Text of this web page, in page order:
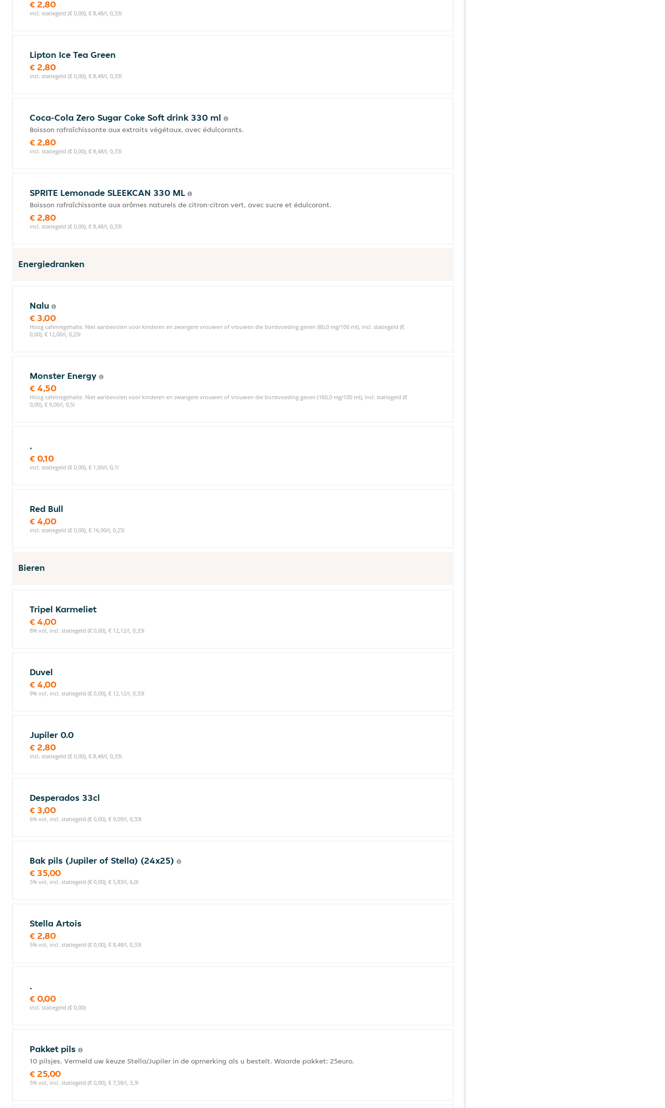
€ 2,80
incl. statiegeld (€ 0,00), € 8,48/l, 0,33l
Lipton Ice Tea Green
€ 2,80
incl. statiegeld (€ 0,00), € 8,48/l, 0,33l
Coca-Cola Zero Sugar Coke Soft drink 330 ml
Boisson rafraîchissante aux extraits végétaux, avec édulcorants.
€ 2,80
incl. statiegeld (€ 0,00), € 8,48/l, 0,33l
SPRITE Lemonade SLEEKCAN 330 ML
Boisson rafraîchissante aux arômes naturels de citron-citron vert, avec sucre et édulcorant.
€ 2,80
incl. statiegeld (€ 0,00), € 8,48/l, 0,33l
Energiedranken
Nalu
€ 3,00
Hoog cafeïnegehalte. Niet aanbevolen voor kinderen en zwangere vrouwen of vrouwen die borstvoeding geven (80,0 mg/100 ml), incl. statiegeld (€
0,00), € 12,00/l, 0,25l
Monster Energy
€ 4,50
Hoog cafeïnegehalte. Niet aanbevolen voor kinderen en zwangere vrouwen of vrouwen die borstvoeding geven (160,0 mg/100 ml), incl. statiegeld (€
0,00), € 9,00/l, 0,5l
.
€ 0,10
incl. statiegeld (€ 0,00), € 1,00/l, 0,1l
Red Bull
€ 4,00
incl. statiegeld (€ 0,00), € 16,00/l, 0,25l
Bieren
Tripel Karmeliet
€ 4,00
8% vol, incl. statiegeld (€ 0,00), € 12,12/l, 0,33l
Duvel
€ 4,00
9% vol, incl. statiegeld (€ 0,00), € 12,12/l, 0,33l
Jupiler 0.0
€ 2,80
incl. statiegeld (€ 0,00), € 8,48/l, 0,33l
Desperados 33cl
€ 3,00
6% vol, incl. statiegeld (€ 0,00), € 9,09/l, 0,33l
Bak pils (Jupiler of Stella) (24x25)
€ 35,00
5% vol, incl. statiegeld (€ 0,00), € 5,83/l, 6,0l
Stella Artois
€ 2,80
5% vol, incl. statiegeld (€ 0,00), € 8,48/l, 0,33l
.
€ 0,00
incl. statiegeld (€ 0,00)
Pakket pils
10 pilsjes. Vermeld uw keuze Stella/Jupiler in de opmerking als u bestelt. Waarde pakket: 25euro.
€ 25,00
5% vol, incl. statiegeld (€ 0,00), € 7,58/l, 3,3l